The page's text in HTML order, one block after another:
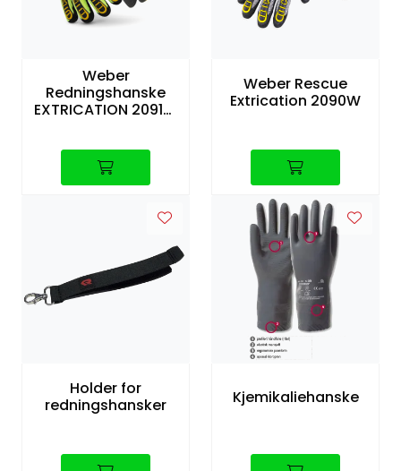
Weber
Redningshanske
EXTRICATION 2091W
Weber Rescue
Extrication 2090W
Holder for
redningshansker
Kjemikaliehanske